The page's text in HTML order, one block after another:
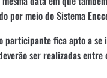
por meio do Sistema
participante fica apto a se
ser realizadas entre